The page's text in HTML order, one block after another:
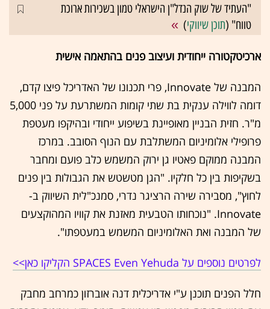
"העתיד של שוק הנדל"ן הישראלי טמון בשכירות ארוכת
טווח" (תוכן שיווקי)
ארכיטקטורה ייחודית ועיצוב פנים בהתאמה אישית
המבנה של Innovate, פרי תכנונו של האדריכל פיצו קדם,
דומה לווילה ענקית בת שתי קומות המשתרעת על פני 5,000
מ"ר. חזית הבניין מאופיינת בשיפוע ייחודי ובהיקפו מעטפת
פרופילי אלומיניום המשתלבת עם הנוף הסובב. במרכז
המבנה ממוקם פאטיו גן ירוק המשמש כלב פועם ומחבר
בשקיפות בין כל חלקיו. "הגן מטשטש את הגבולות בין פנים
לחוץ", מסבירה שירה הרציגר נדרי, סמנכ"לית השיווק ב-
Innovate. "נוכחותו הטבעית מאזנת את קוויו המהוקצעים
של המבנה ואת האלומיניום המשמש במעטפתו".
לפרטים נוספים על SPACES Even Yehuda הקליקו כאן>>
חלל הפנים תוכנן ע"י אדריכלית דנה אוברזון כמרחב מחבק